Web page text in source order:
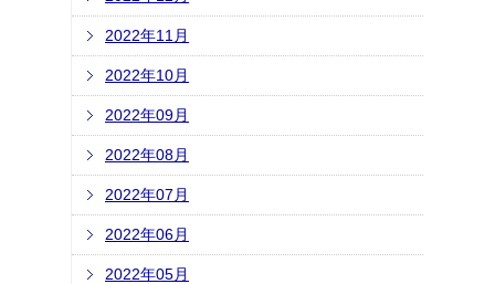
2022年11月
2022年10月
2022年09月
2022年08月
2022年07月
2022年06月
2022年05月